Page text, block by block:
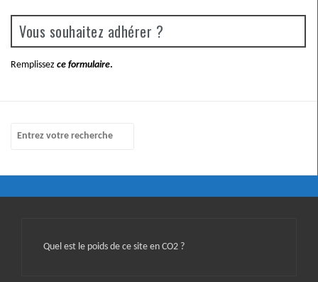
Vous souhaitez adhérer ?
Remplissez ce formulaire.
Quel est le poids de ce site en CO2 ?